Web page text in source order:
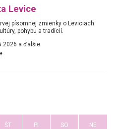
Levice
písomnej zmienky o Leviciach.
pohybu a tradícií.
a ďalšie
ŠT PI SO NE